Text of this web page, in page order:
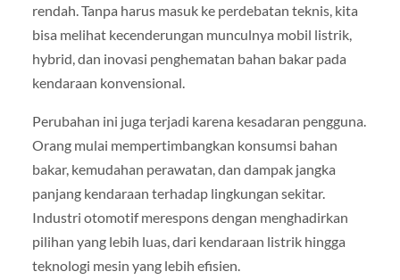
rendah. Tanpa harus masuk ke perdebatan teknis, kita
bisa melihat kecenderungan munculnya mobil listrik,
hybrid, dan inovasi penghematan bahan bakar pada
kendaraan konvensional.
Perubahan ini juga terjadi karena kesadaran pengguna.
Orang mulai mempertimbangkan konsumsi bahan
bakar, kemudahan perawatan, dan dampak jangka
panjang kendaraan terhadap lingkungan sekitar.
Industri otomotif merespons dengan menghadirkan
pilihan yang lebih luas, dari kendaraan listrik hingga
teknologi mesin yang lebih efisien.